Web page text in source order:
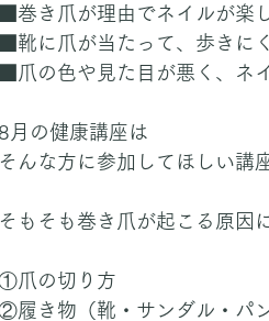
■巻き爪が理由でネイルが楽
■靴に爪が当たって、歩きに
■爪の色や見た目が悪く、ネ
8月の健康講座は
そんな方に参加してほしい講
そもそも巻き爪が起こる原因
爪の切り方
履き物（靴・サンダル・パ